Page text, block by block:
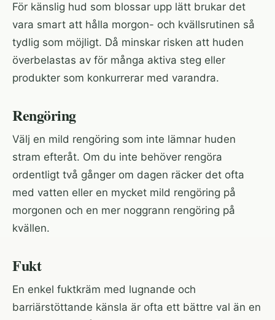
För känslig hud som blossar upp lätt brukar det
vara smart att hålla morgon- och kvällsrutinen så
tydlig som möjligt. Då minskar risken att huden
överbelastas av för många aktiva steg eller
produkter som konkurrerar med varandra.
Rengöring
Välj en mild rengöring som inte lämnar huden
stram efteråt. Om du inte behöver rengöra
ordentligt två gånger om dagen räcker det ofta
med vatten eller en mycket mild rengöring på
morgonen och en mer noggrann rengöring på
kvällen.
Fukt
En enkel fuktkräm med lugnande och
barriärstöttande känsla är ofta ett bättre val än en